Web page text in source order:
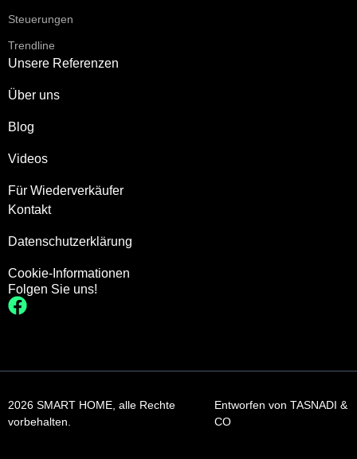
Steuerungen
Trendline
Unsere Referenzen
Über uns
Blog
Videos
Für Wiederverkäufer
Kontakt
Datenschutzerklärung
Cookie-Informationen
Folgen Sie uns!
2026 SMART HOME, alle Rechte
vorbehalten.
Entworfen von TASNADI &
CO